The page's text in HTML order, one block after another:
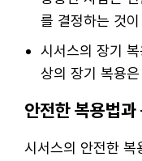
를 결정하는 것
시서스의 장기
상의 장기 복용
안전한 복용법
시서스의 안전한 복